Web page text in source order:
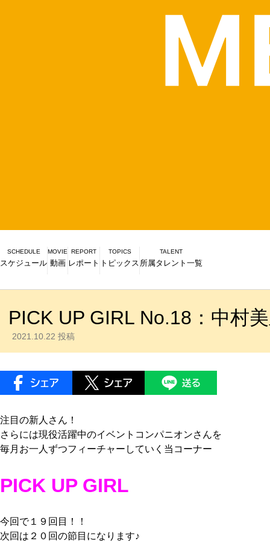
SCHEDULE
スケジュール
MOVIE
動画
REPORT
レポート
TOPICS
トピックス
TALENT
所属タレント一覧
PICK UP GIRL No.18：中村
2021.10.22 投稿
注目の新人さん！
さらには現役活躍中のイベントコンパニオンさんを
毎月お一人ずつフィーチャーしていく当コーナー
PICK UP GIRL
今回で１９回目！！
次回は２０回の節目になります♪